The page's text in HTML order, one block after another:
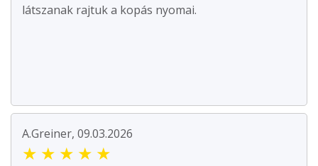
látszanak rajtuk a kopás nyomai.
A.Greiner, 09.03.2026
★ ★ ★ ★ ★